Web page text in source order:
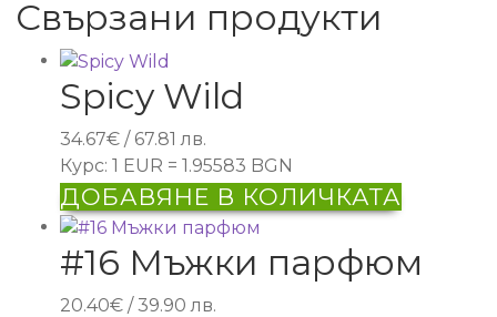
Свързани продукти
Spicy Wild
34.67€ / 67.81 лв.
Курс: 1 EUR = 1.95583 BGN
ДОБАВЯНЕ В КОЛИЧКАТА
#16 Мъжки парфюм
20.40€ / 39.90 лв.